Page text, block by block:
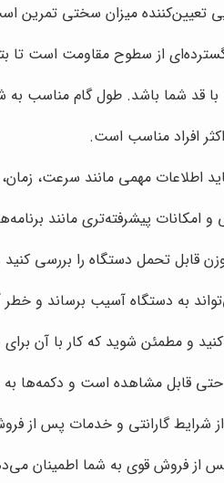
میزان سختی تمرین
از سطوح مقاومت است تا
قد شما باشد. طول گام مناسب به
اطلاعات مهمی مانند سرعت،
پیشرفته‌تری مانند
قابل تحمل دستگاه را بررسی
به دستگاه آسیب برساند و
کنید و مطمئن شوید که کار با آن
قابل مشاهده است و دکمه‌ها
از شرایط گارانتی و خدمات پس از
از فروش قوی به شما اطمینان